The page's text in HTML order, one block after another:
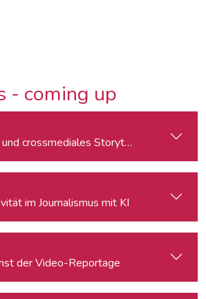
- coming up
crossmediales Storytelling
im Journalismus mit KI
der Video-Reportage